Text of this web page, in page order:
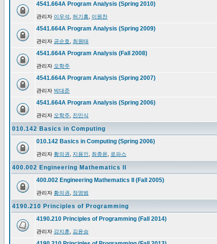
4541.664A Program Analysis (Spring 2010)
관리자 이우석 허기홍 이원찬
4541.664A Program Analysis (Spring 2009)
관리자 공순호 최원태
4541.664A Program Analysis (Fall 2008)
관리자 오학주
4541.664A Program Analysis (Spring 2007)
관리자 박대준
4541.664A Program Analysis (Spring 2006)
관리자 오학주 진민식
010.142 Basics in Computing
010.142 Basics in Computing (Spring 2006)
관리자 황의권 지용인 최종윤 로파스
400.002 Engineering Mathematics II
400.002 Engineering Mathematics II (Fall 2005)
관리자 황의권 정영범
4190.210 Principles of Programming
4190.210 Principles of Programming (Fall 2014)
관리자 강지훈 김윤승